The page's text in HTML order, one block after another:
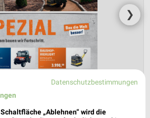
❯
Datenschutzbestimmungen
„Ablehnen“ wird die